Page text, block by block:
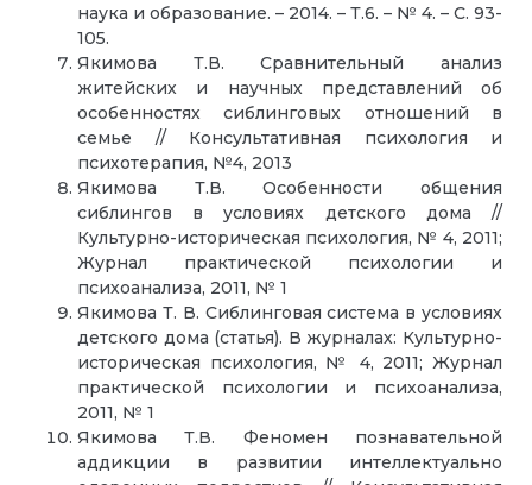
наука и образование. – 2014. – Т.6. – № 4. – С. 93-
105.
Якимова Т.В. Сравнительный анализ
житейских и научных представлений об
особенностях сиблинговых отношений в
семье // Консультативная психология и
психотерапия, №4, 2013
Якимова Т.В. Особенности общения
сиблингов в условиях детского дома //
Культурно-историческая психология, № 4, 2011;
Журнал практической психологии и
психоанализа, 2011, № 1
Якимова Т. В. Сиблинговая система в условиях
детского дома (статья). В журналах: Культурно-
историческая психология, № 4, 2011; Журнал
практической психологии и психоанализа,
2011, № 1
Якимова Т.В. Феномен познавательной
аддикции в развитии интеллектуально